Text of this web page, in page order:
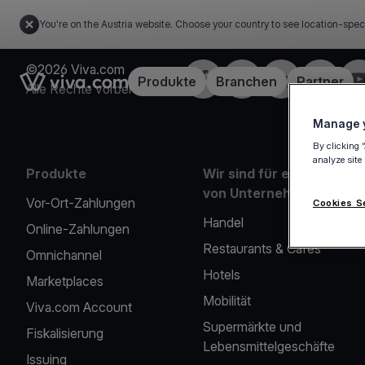
You're on the Austria website. Choose your country to see location-
Link to the homepageProdukte Branchen Partner
©2026 Viva.com
Alle Rechte vorbehalten
Facebook
X LinkedInInstagram
Produkte
Vor-Ort-Zahlungen
Online-Zahlungen
Omnichannel
Marketplaces
Viva.com Account
Fiskalisierung
Issuing
Wir sind für eine Reihe
von Unternehmen da
Handel
Restaurants & Cafés
Hotels
Mobilität
Supermärkte und
Lebensmittelgeschäfte
Manage
By clicking
analyze
Cookies